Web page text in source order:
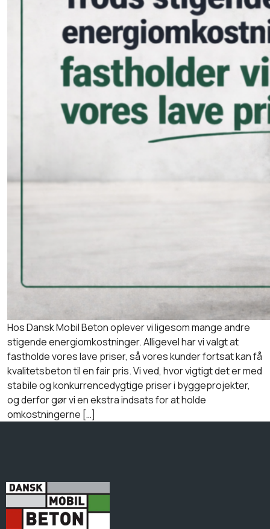
Hos Dansk Mobil Beton oplever vi ligesom mange andre
stigende energiomkostninger. Alligevel har vi valgt at
fastholde vores lave priser, så vores kunder fortsat kan få
kvalitetsbeton til en fair pris. Vi ved, hvor vigtigt det er med
stabile og konkurrencedygtige priser i byggeprojekter,
og derfor gør vi en ekstra indsats for at holde
omkostningerne […]